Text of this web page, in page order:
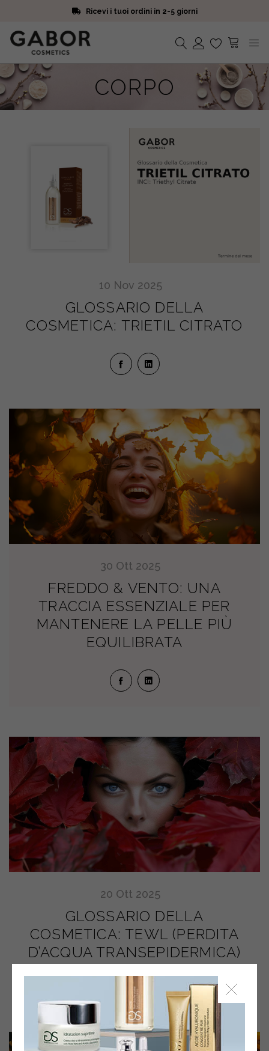
Scegli campioni omaggio a ogni ordine
Ricevi i tuoi ordini in 2-5 giorni
Nessun prodotto nel carrello.
CORPO
10 Nov 2025
GLOSSARIO DELLA
COSMETICA: TRIETIL CITRATO
30 Ott 2025
FREDDO & VENTO: UNA
TRACCIA ESSENZIALE PER
MANTENERE LA PELLE PIÙ
EQUILIBRATA
20 Ott 2025
GLOSSARIO DELLA
COSMETICA: TEWL (PERDITA
D’ACQUA TRANSEPIDERMICA)